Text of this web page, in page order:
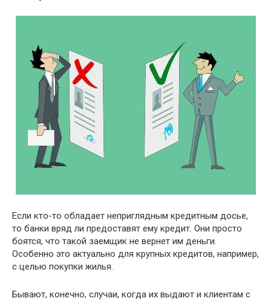
Если кто-то обладает неприглядным кредитным досье,
то банки вряд ли предоставят ему кредит. Они просто
боятся, что такой заемщик не вернет им деньги.
Особенно это актуально для крупных кредитов, например,
с целью покупки жилья.
Бывают, конечно, случаи, когда их выдают и клиентам с